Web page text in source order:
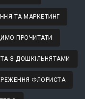
ТА МАРКЕТИНГ
ПРОЧИТАТИ
З ДОШКІЛЬНЯТАМИ
ФЛОРИСТА